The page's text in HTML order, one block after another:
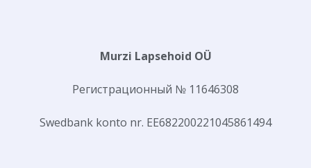
Murzi Lapsehoid OÜ
Регистрационный № 11646308
Swedbank konto nr. ЕЕ682200221045861494